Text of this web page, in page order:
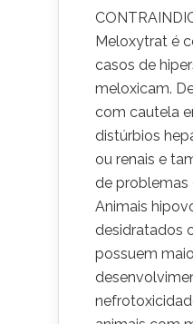
Meloxytrat é
casos de
meloxicam.
com cautela
distúrbios
ou renais e
de problemas
Animais
desidratados
possuem